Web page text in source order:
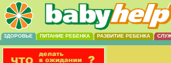
ЗДОРОВЬЕ ПИТАНИЕ РЕБЕНКА РАЗВИТИЕ РЕБЕНКА